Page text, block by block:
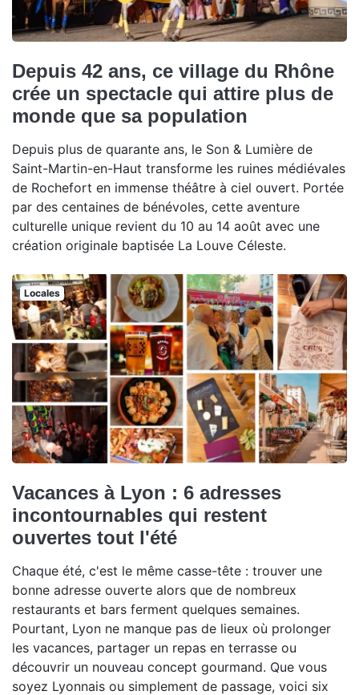
Depuis 42 ans, ce village du Rhône
crée un spectacle qui attire plus de
monde que sa population
Depuis plus de quarante ans, le Son & Lumière de
Saint-Martin-en-Haut transforme les ruines médiévales
de Rochefort en immense théâtre à ciel ouvert. Portée
par des centaines de bénévoles, cette aventure
culturelle unique revient du 10 au 14 août avec une
création originale baptisée La Louve Céleste.
Locales
Vacances à Lyon : 6 adresses
incontournables qui restent
ouvertes tout l'été
Chaque été, c'est le même casse-tête : trouver une
bonne adresse ouverte alors que de nombreux
restaurants et bars ferment quelques semaines.
Pourtant, Lyon ne manque pas de lieux où prolonger
les vacances, partager un repas en terrasse ou
découvrir un nouveau concept gourmand. Que vous
soyez Lyonnais ou simplement de passage, voici six